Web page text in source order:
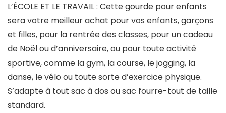
L’ÉCOLE ET LE TRAVAIL : Cette gourde pour enfants
sera votre meilleur achat pour vos enfants, garçons
et filles, pour la rentrée des classes, pour un cadeau
de Noël ou d’anniversaire, ou pour toute activité
sportive, comme la gym, la course, le jogging, la
danse, le vélo ou toute sorte d’exercice physique.
S’adapte à tout sac à dos ou sac fourre-tout de taille
standard.